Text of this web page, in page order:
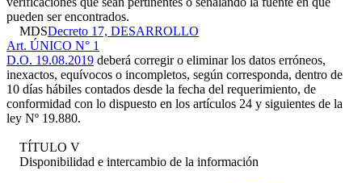
pueden ser encontrados.
MDSDecreto 17, DESARROLLO
Art. ÚNICO N° 1
D.O. 19.08.2019 deberá corregir o eliminar los datos erróneos,
inexactos, equívocos o incompletos, según corresponda, dentro de
10 días hábiles contados desde la fecha del requerimiento, de
conformidad con lo dispuesto en los artículos 24 y siguientes de la
ley Nº 19.880.
TÍTULO V
Disponibilidad e intercambio de la información